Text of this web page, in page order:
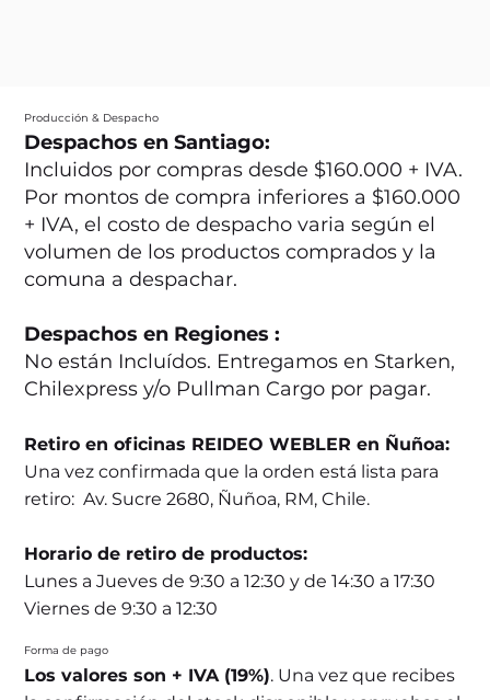
Producción & Despacho
Despachos en Santiago:
Incluidos por compras desde $160.000 + IVA.
Por montos de compra inferiores a $160.000
+ IVA, el costo de despacho varia según el
volumen de los productos comprados y la
comuna a despachar.
Despachos en Regiones :
No están Incluídos. Entregamos en Starken,
Chilexpress y/o Pullman Cargo por pagar.
Retiro en oficinas REIDEO WEBLER en Ñuñoa:
Una vez confirmada que la orden está lista para
retiro: Av. Sucre 2680, Ñuñoa, RM, Chile.
Horario de retiro de productos:
Lunes a Jueves de 9:30 a 12:30 y de 14:30 a 17:30
Viernes de 9:30 a 12:30
Forma de pago
Los valores son + IVA (19%). Una vez que recibes